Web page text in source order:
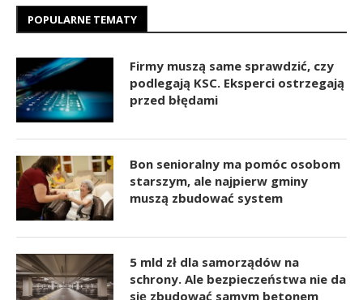
POPULARNE TEMATY
Firmy muszą same sprawdzić, czy
podlegają KSC. Eksperci ostrzegają
przed błędami
Bon senioralny ma pomóc osobom
starszym, ale najpierw gminy
muszą zbudować system
5 mld zł dla samorządów na
schrony. Ale bezpieczeństwa nie da
się zbudować samym betonem